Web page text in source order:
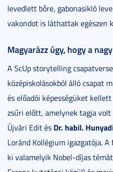
levedlett bőre, gabonasikló
vakondot is láthattak egészen
Magyarázz úgy, hogy a
A ScUp storytelling
középiskolásokból álló csapat
és előadói képességüket
zsűri előtt, amelynek tagja volt
Újvári Edit és Dr. habil.
Loránd Kollégium igazgatója.
ki valamelyik Nobel-díjas